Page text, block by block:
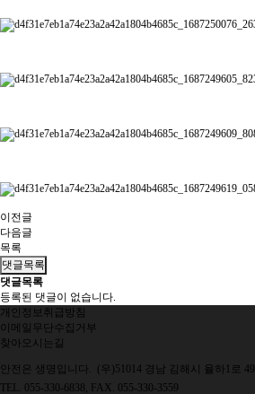
이전글
다음글
목록
댓글목록
댓글목록
등록된 댓글이 없습니다.
개인정보취급방침
이메일무단수집거부
찾아오시는길
안전은 생명입니다. (우)51014 경남 김해시 율하1로 49
TEL. 055-330-6838, FAX. 055-330-3559